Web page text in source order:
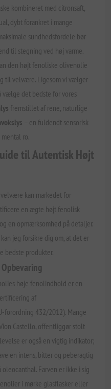
kombineret med citronsaft,
dybt forankret i mange
sundhedsfordele bør
til stegning ved høj varme.
den højt fenoliske olivenolie
til velvære. Ligesom vi vælger
vælge det bedste for vores
fremstillet af rene, naturlige
– en fuldendt sensorisk
ro.
til Autentisk Højt
kan markedet for
en ægte højt fenolisk
en opmærksomhed på detaljer.
jeg forsikre dig om, at det er
bedste produkter.
høje fenolindhold er en
af
forordning 432/2012). Mange
Castello, offentliggør stolt
er også en vigtig indikator;
en intens, bitter og peberagtig
Farven er ikke i sig
i mørke glasflasker eller